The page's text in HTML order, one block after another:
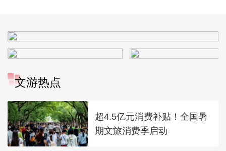
文游热点
超4.5亿元消费补贴！全国暑
期文旅消费季启动